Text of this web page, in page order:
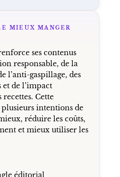
MIEUX MANGER
ses contenus
responsable, de la
l’anti-gaspillage, des
et de l’impact
Cette
intentions de
réduire les coûts,
et mieux utiliser les
éditorial